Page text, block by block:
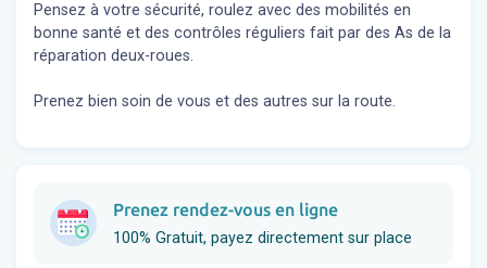
Pensez à votre sécurité, roulez avec des mobilités en
bonne santé et des contrôles réguliers fait par des As de la
réparation deux-roues.
Prenez bien soin de vous et des autres sur la route.
Prenez rendez-vous en ligne
100% Gratuit, payez directement sur place